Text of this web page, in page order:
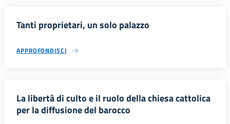
Tanti proprietari, un solo palazzo
APPROFONDISCI
La libertà di culto e il ruolo della chiesa cattolica
per la diffusione del barocco